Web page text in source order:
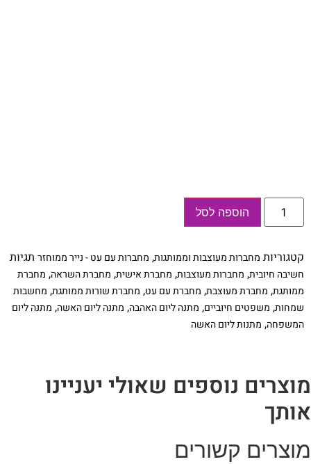
כמות
מתנה
עם
מסר.
מתאים
כמתנה
ליום
האשה
הוספה לסל
קטגוריותמחברות מעוצבות וממותגות,מחברות עם עט - נייר ממוחזרתגיות
חשיבה חיובית,מחברות מעוצבות,מחברת אישית,מחברת השראה,מחברת
ממותגת,מחברת מעוצבת,מחברת עם עט,מחברת שורות ממותגת,מחשבות
שמחות,משפטים חיוביים,מתנה ליום האהבה,מתנה ליום האשה,מתנה ליום
המשפחה,מתנות ליום האשה
נוספים שאולי יעניינו
קשורים